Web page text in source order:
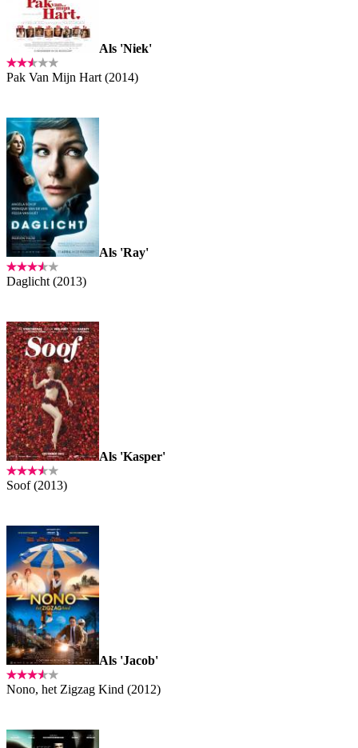
Als 'Niek'
Pak Van Mijn Hart (2014)
Als 'Ray'
Daglicht (2013)
Als 'Kasper'
Soof (2013)
Als 'Jacob'
Nono, het Zigzag Kind (2012)